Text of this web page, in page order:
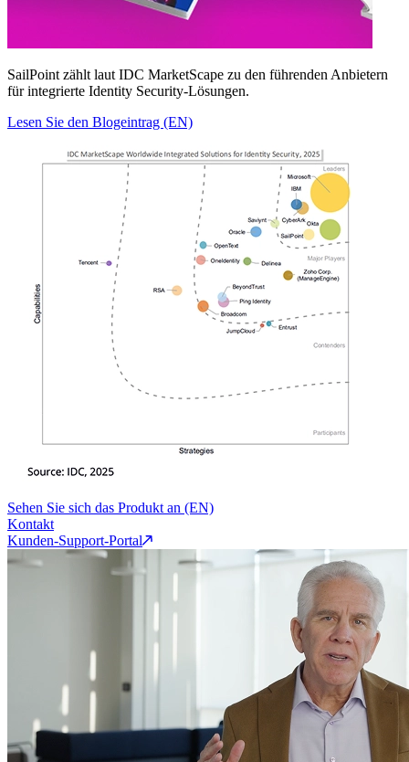
SailPoint zählt laut IDC MarketScape zu den führenden Anbietern
für integrierte Identity Security‑Lösungen.
Lesen Sie den Blogeintrag (EN)
Sehen Sie sich das Produkt an (EN)
Kontakt
Kunden-Support-Portal